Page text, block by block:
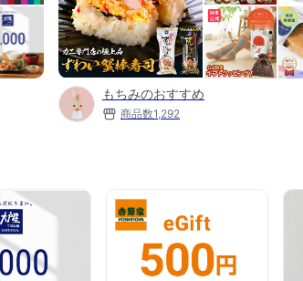
もちみのおすすめ
商品数1,292